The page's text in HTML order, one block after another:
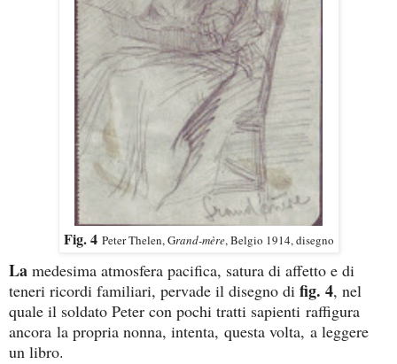
Fig. 4 Peter Thelen, Grand-mère, Belgio 1914, disegno
La medesima atmosfera pacifica, satura di affetto e di
teneri ricordi familiari, pervade il disegno di fig. 4, nel
quale il soldato Peter con pochi tratti sapienti raffigura
ancora la propria nonna, intenta, questa volta, a leggere
un libro.